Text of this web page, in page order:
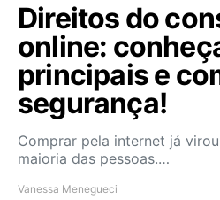
Direitos do
online:
principais e
segurança!
Comprar pela internet já
maioria das pessoas.…
Vanessa Menegueci